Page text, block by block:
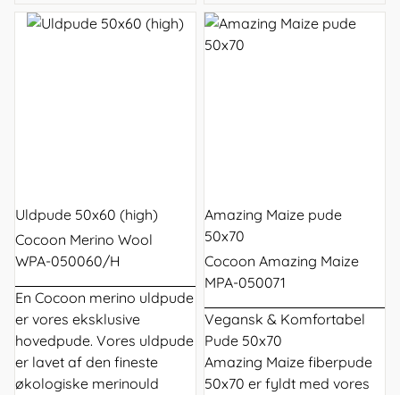
Uldpude 50x60 (high)
Cocoon Merino Wool
WPA-050060/H
En Cocoon merino uldpude
er vores eksklusive
hovedpude. Vores uldpude
er lavet af den fineste
økologiske merinould
Amazing Maize pude
50x70
Cocoon Amazing Maize
MPA-050071
Vegansk & Komfortabel
Pude 50x70
Amazing Maize fiberpude
50x70 er fyldt med vores